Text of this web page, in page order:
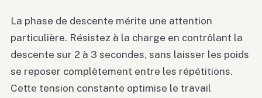
La phase de descente mérite une attention
particulière. Résistez à la charge en contrôlant la
descente sur 2 à 3 secondes, sans laisser les poids
se reposer complètement entre les répétitions.
Cette tension constante optimise le travail